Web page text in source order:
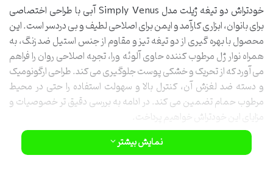
خودتراش دو تیغه ژیلت مدل Simply Venus آبی با طراحی اختصاصی
برای بانوان، ابزاری کارآمد و ایمن برای اصلاحی لطیف و بی دردسر است. این
محصول با بهره گیری از دو تیغه تیز و مقاوم از جنس استیل ضد زنگ، به
همراه نوار ژل مرطوب کننده حاوی آلوئه ورا، تجربه اصلاحی روان را فراهم
می آورد که از تحریک و خشکی پوست جلوگیری می کند. طراحی ارگونومیک
و دسته ضد لغزش آن، کنترل بالا و سهولت استفاده را حتی در محیط
مرطوب حمام تضمین می کند. در ادامه به بررسی دقیق تر خصوصیات و
مزایای این خودتراش خواهیم پرداخت.
نمایش بیشتر